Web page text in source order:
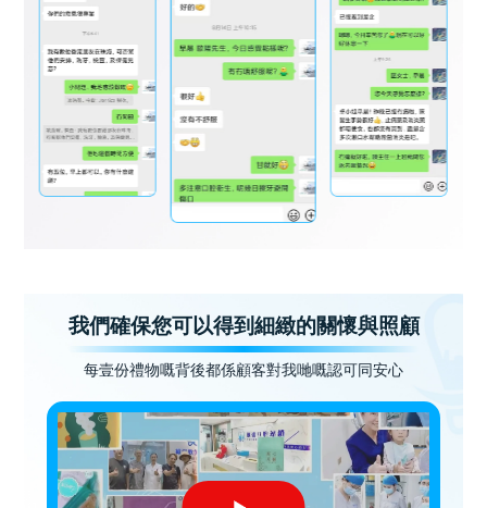
我們確保您可以得到細緻的關懷與照顧
每壹份禮物嘅背後都係顧客對我哋嘅認可同安心